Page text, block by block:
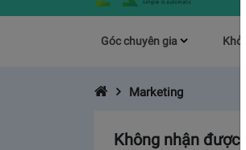
Góc chuyên gia Khởi
Marketing
Không nhận được